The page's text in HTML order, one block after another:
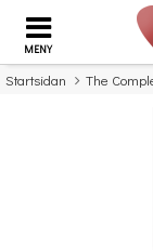
MENY
Startsidan The